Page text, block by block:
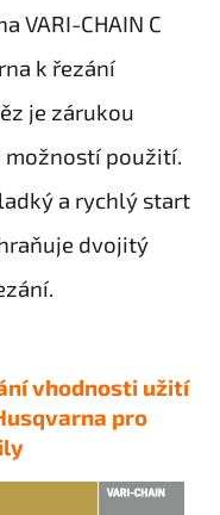
VARI-CHAIN C
k řezání
je zárukou
možností použití.
a rychlý start
dvojitý
vhodnosti užití
pro